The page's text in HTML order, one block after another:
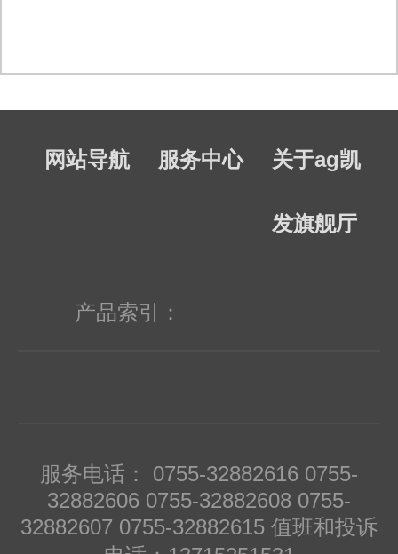
网站导航 服务中心 关于ag凯
发旗舰厅
产品索引：
服务电话： 0755-32882616 0755-
32882606 0755-32882608 0755-
32882607 0755-32882615 值班和投诉